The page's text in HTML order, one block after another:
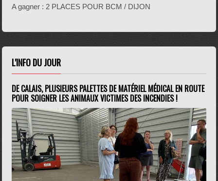
A gagner : 2 PLACES POUR BCM / DIJON
L'INFO DU JOUR
DE CALAIS, PLUSIEURS PALETTES DE MATÉRIEL MÉDICAL EN ROUTE
POUR SOIGNER LES ANIMAUX VICTIMES DES INCENDIES !